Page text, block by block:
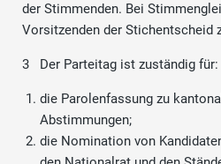
der Stimmenden. Bei
Vorsitzenden der Stichentscheid
3 Der Parteitag ist zuständig für:
die Parolenfassung zu
Abstimmungen;
die Nomination von